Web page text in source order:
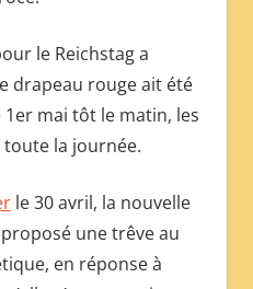
le Reichstag a
drapeau rouge ait été
mai tôt le matin, les
la journée.
le 30 avril, la nouvelle
une trêve au
en réponse à